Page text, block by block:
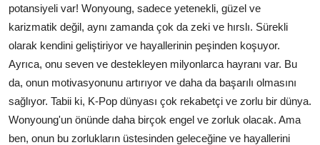
potansiyeli var! Wonyoung, sadece yetenekli, güzel ve
karizmatik değil, aynı zamanda çok da zeki ve hırslı. Sürekli
olarak kendini geliştiriyor ve hayallerinin peşinden koşuyor.
Ayrıca, onu seven ve destekleyen milyonlarca hayranı var. Bu
da, onun motivasyonunu artırıyor ve daha da başarılı olmasını
sağlıyor. Tabii ki, K-Pop dünyası çok rekabetçi ve zorlu bir dünya.
Wonyoung'un önünde daha birçok engel ve zorluk olacak. Ama
ben, onun bu zorlukların üstesinden geleceğine ve hayallerini